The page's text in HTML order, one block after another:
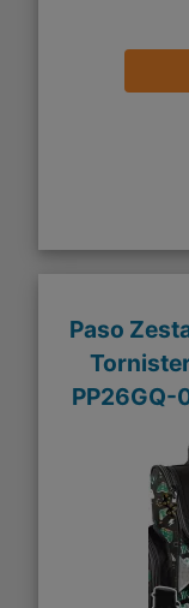
Paso
PP26GQ-